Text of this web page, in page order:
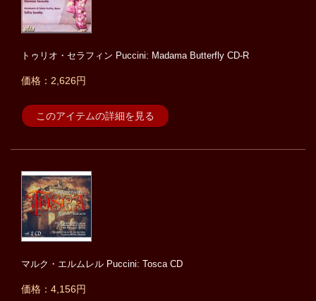
トゥリオ・セラフィン Puccini: Madama Butterfly CD-R
価格：2,626円
このアイテムの詳細を見る
マルク・エルムレル Puccini: Tosca CD
価格：4,156円